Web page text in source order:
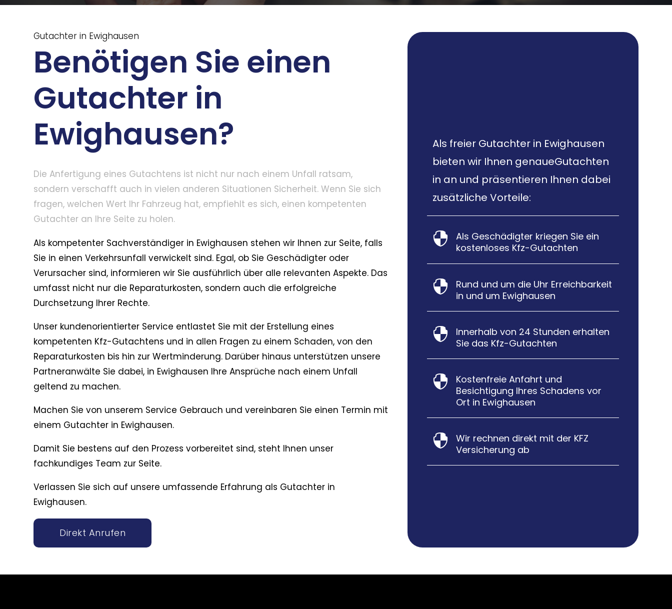
Gutachter in Ewighausen
Benötigen Sie einen
Gutachter in
Ewighausen?
Die Anfertigung eines Gutachtens ist nicht nur nach einem Unfall ratsam,
sondern verschafft auch in vielen anderen Situationen Sicherheit. Wenn Sie sich
fragen, welchen Wert Ihr Fahrzeug hat, empfiehlt es sich, einen kompetenten
Gutachter an Ihre Seite zu holen.
Als kompetenter Sachverständiger in Ewighausen stehen wir Ihnen zur Seite, falls
Sie in einen Verkehrsunfall verwickelt sind. Egal, ob Sie Geschädigter oder
Verursacher sind, informieren wir Sie ausführlich über alle relevanten Aspekte. Das
umfasst nicht nur die Reparaturkosten, sondern auch die erfolgreiche
Durchsetzung Ihrer Rechte.
Unser kundenorientierter Service entlastet Sie mit der Erstellung eines
kompetenten Kfz-Gutachtens und in allen Fragen zu einem Schaden, von den
Reparaturkosten bis hin zur Wertminderung. Darüber hinaus unterstützen unsere
Partneranwälte Sie dabei, in Ewighausen Ihre Ansprüche nach einem Unfall
geltend zu machen.
Machen Sie von unserem Service Gebrauch und vereinbaren Sie einen Termin mit
einem Gutachter in Ewighausen.
Damit Sie bestens auf den Prozess vorbereitet sind, steht Ihnen unser
fachkundiges Team zur Seite.
Verlassen Sie sich auf unsere umfassende Erfahrung als Gutachter in
Ewighausen.
Direkt Anrufen
Als freier Gutachter in Ewighausen
bieten wir Ihnen genaueGutachten
in an und präsentieren Ihnen dabei
zusätzliche Vorteile:

Als Geschädigter kriegen Sie ein
kostenloses Kfz-Gutachten

Rund und um die Uhr Erreichbarkeit
in und um Ewighausen

Innerhalb von 24 Stunden erhalten
Sie das Kfz-Gutachten

Kostenfreie Anfahrt und
Besichtigung Ihres Schadens vor
Ort in Ewighausen

Wir rechnen direkt mit der KFZ
Versicherung ab